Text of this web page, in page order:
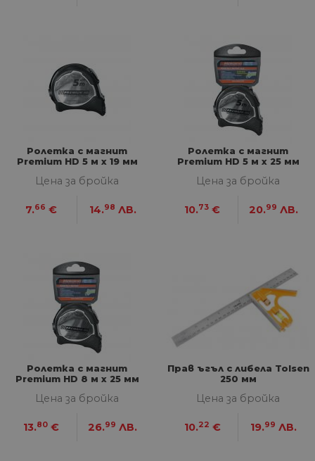
Ролетка с магнит
Premium HD 5 м х 19 мм
Цена за бройка
7.66 € 14.98 ЛВ.
Ролетка с магнит
Premium HD 5 м х 25 мм
Цена за бройка
10.73 € 20.99 ЛВ.
Ролетка с магнит
Premium HD 8 м х 25 мм
Цена за бройка
13.80 € 26.99 ЛВ.
Прав ъгъл с либела Tolsen
250 мм
Цена за бройка
10.22 € 19.99 ЛВ.